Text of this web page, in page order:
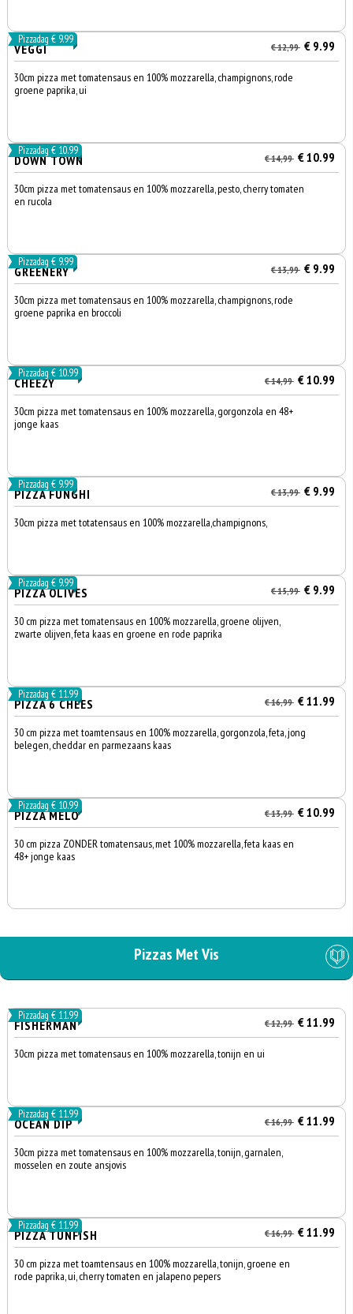
Pizzadag € 9.99
VEGGI € 12,99 € 9.99
30cm pizza met tomatensaus en 100% mozzarella, champignons, rode
groene paprika, ui
Pizzadag € 10.99
DOWN TOWN € 14,99 € 10.99
30cm pizza met tomatensaus en 100% mozzarella, pesto, cherry tomaten
en rucola
Pizzadag € 9.99
GREENERY € 13,99 € 9.99
30cm pizza met tomatensaus en 100% mozzarella, champignons, rode
groene paprika en broccoli
Pizzadag € 10.99
CHEEZY € 14,99 € 10.99
30cm pizza met tomatensaus en 100% mozzarella, gorgonzola en 48+
jonge kaas
Pizzadag € 9.99
PIZZA FUNGHI € 13,99 € 9.99
30cm pizza met totatensaus en 100% mozzarella,champignons,
Pizzadag € 9.99
PIZZA OLIVES € 15,99 € 9.99
30 cm pizza met tomatensaus en 100% mozzarella, groene olijven,
zwarte olijven, feta kaas en groene en rode paprika
Pizzadag € 11.99
PIZZA 6 CHEES € 16,99 € 11.99
30 cm pizza met toamtensaus en 100% mozzarella, gorgonzola, feta, jong
belegen, cheddar en parmezaans kaas
Pizzadag € 10.99
PIZZA MELO € 13,99 € 10.99
30 cm pizza ZONDER tomatensaus, met 100% mozzarella, feta kaas en
48+ jonge kaas
Pizzas Met Vis
Pizzadag € 11.99
FISHERMAN € 12,99 € 11.99
30cm pizza met tomatensaus en 100% mozzarella, tonijn en ui
Pizzadag € 11.99
OCEAN DIP € 16,99 € 11.99
30cm pizza met tomatensaus en 100% mozzarella, tonijn, garnalen,
mosselen en zoute ansjovis
Pizzadag € 11.99
PIZZA TUNFISH € 16,99 € 11.99
30 cm pizza met toamtensaus en 100% mozzarella, tonijn, groene en
rode paprika, ui, cherry tomaten en jalapeno pepers